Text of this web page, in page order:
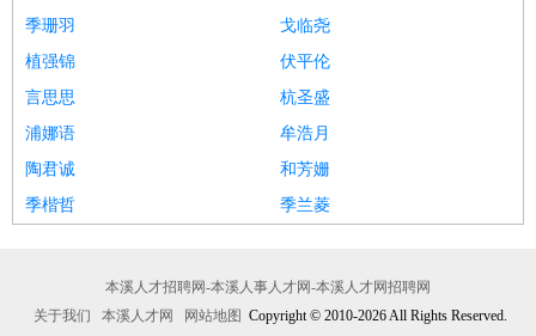
季珊羽
戈临尧
植强锦
伏平伦
言思思
杭圣盛
浦娜语
牟浩月
陶君诚
和芳姗
季楷哲
季兰菱
本溪人才招聘网-本溪人事人才网-本溪人才网招聘网
关于我们
本溪人才网 网站地图 Copyright © 2010-2026 All Rights Reserved.